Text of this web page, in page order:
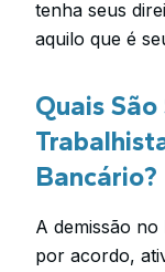
tenha seus
aquilo que é
Quais
Bancário?
A demissão
por acordo,